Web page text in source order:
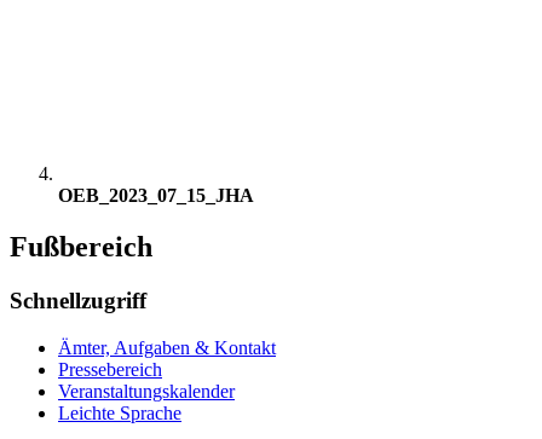
OEB_2023_07_15_JHA
Fußbereich
Schnellzugriff
Ämter, Aufgaben & Kontakt
Pressebereich
Veranstaltungskalender
Leichte Sprache